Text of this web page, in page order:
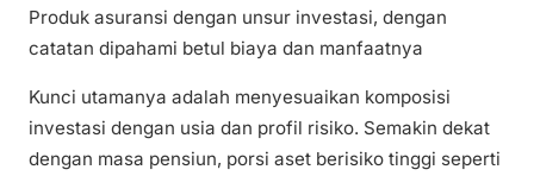
Produk asuransi dengan unsur investasi, dengan
catatan dipahami betul biaya dan manfaatnya
Kunci utamanya adalah menyesuaikan komposisi
investasi dengan usia dan profil risiko. Semakin dekat
dengan masa pensiun, porsi aset berisiko tinggi seperti